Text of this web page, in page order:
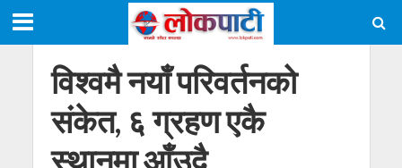
विश्वमै नयाँ परिवर्तनको
संकेत, ६ ग्रहण एकै